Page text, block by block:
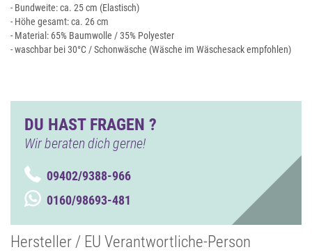
- Bundweite: ca. 25 cm (Elastisch)
- Höhe gesamt: ca. 26 cm
- Material: 65% Baumwolle / 35% Polyester
- waschbar bei 30°C / Schonwäsche (Wäsche im Wäschesack empfohlen)
DU HAST FRAGEN ?
Wir beraten dich gerne!
09402/9388-966
0160/98693-481
Hersteller / EU Verantwortliche-Person